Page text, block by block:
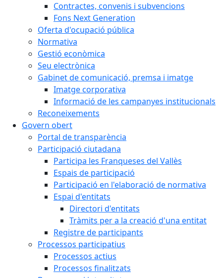
Contractes, convenis i subvencions
Fons Next Generation
Oferta d'ocupació pública
Normativa
Gestió econòmica
Seu electrònica
Gabinet de comunicació, premsa i imatge
Imatge corporativa
Informació de les campanyes institucionals
Reconeixements
Govern obert
Portal de transparència
Participació ciutadana
Participa les Franqueses del Vallès
Espais de participació
Participació en l'elaboració de normativa
Espai d'entitats
Directori d'entitats
Tràmits per a la creació d'una entitat
Registre de participants
Processos participatius
Processos actius
Processos finalitzats